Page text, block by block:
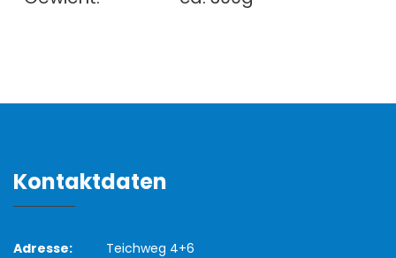
Kontaktdaten
Adresse:
Teichweg 4+6